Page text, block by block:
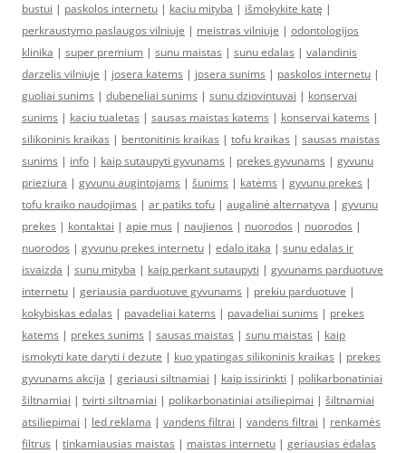
bustui | paskolos internetu | kaciu mityba | išmokykite katę |
perkraustymo paslaugos vilniuje | meistras vilniuje | odontologijos
klinika | super premium | sunu maistas | sunu edalas | valandinis
darzelis vilniuje | josera katems | josera sunims | paskolos internetu |
guoliai sunims | dubeneliai sunims | sunu dziovintuvai | konservai
sunims | kaciu tualetas | sausas maistas katems | konservai katems |
silikoninis kraikas | bentonitinis kraikas | tofu kraikas | sausas maistas
sunims | info | kaip sutaupyti gyvunams | prekes gyvunams | gyvunu
prieziura | gyvunu augintojams | šunims | katėms | gyvunu prekes |
tofu kraiko naudojimas | ar patiks tofu | augalinė alternatyva | gyvunu
prekes | kontaktai | apie mus | naujienos | nuorodos | nuorodos |
nuorodos | gyvunu prekes internetu | edalo itaka | sunu edalas ir
isvaizda | sunu mityba | kaip perkant sutaupyti | gyvunams parduotuve
internetu | geriausia parduotuve gyvunams | prekiu parduotuve |
kokybiskas edalas | pavadeliai katems | pavadeliai sunims | prekes
katems | prekes sunims | sausas maistas | sunu maistas | kaip
ismokyti kate daryti i dezute | kuo ypatingas silikoninis kraikas | prekes
gyvunams akcija | geriausi siltnamiai | kaip issirinkti | polikarbonatiniai
šiltnamiai | tvirti siltnamiai | polikarbonatiniai atsiliepimai | šiltnamiai
atsiliepimai | led reklama | vandens filtrai | vandens filtrai | renkamės
filtrus | tinkamiausias maistas | maistas internetu | geriausias ėdalas